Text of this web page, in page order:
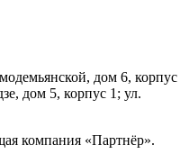
дом 6, корпус
дом 5, корпус 1; ул.
компания «Партнёр».